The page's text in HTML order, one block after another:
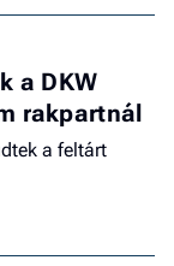
a DKW
rakpartnál
a feltárt